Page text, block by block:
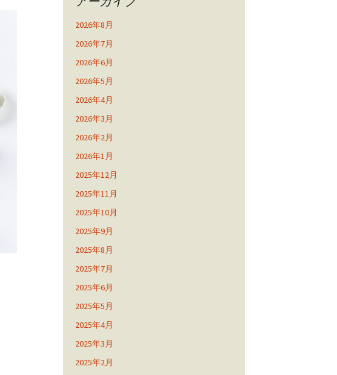
2026年8月
2026年7月
2026年6月
2026年5月
2026年4月
2026年3月
2026年2月
2026年1月
2025年12月
2025年11月
2025年10月
2025年9月
2025年8月
2025年7月
2025年6月
2025年5月
2025年4月
2025年3月
2025年2月